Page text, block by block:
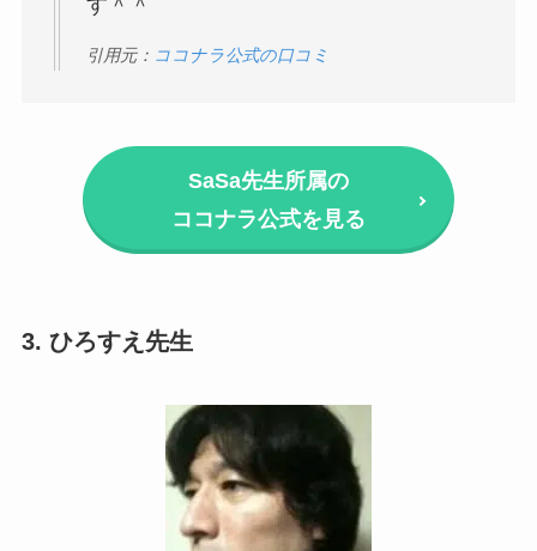
引用元： ココナラ公式の口コミ
SaSa先生所属の
ココナラ公式を見る
3. ひろすえ先生